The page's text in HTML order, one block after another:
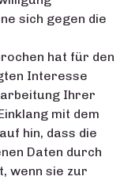
sich gegen die
hat für den
Interesse
Ihrer
mit dem
hin, dass die
Daten durch
wenn sie zur